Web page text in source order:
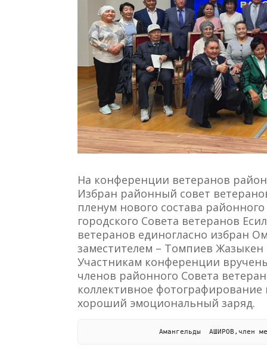
На конференции ветеранов
Избран районный совет
пленум нового состава
городского Совета ветеранов
ветеранов единогласно избран
заместителем – Томпиев Жазыкен
Участникам конференции
членов районного Совета
коллективное
хороший эмоциональный заряд.
Амангельды  АШИРОВ,член